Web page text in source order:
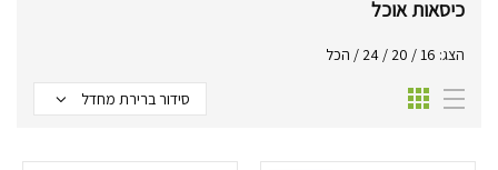
כיסאות אוכל
הצג:16
/
20
/
24
/ הכל